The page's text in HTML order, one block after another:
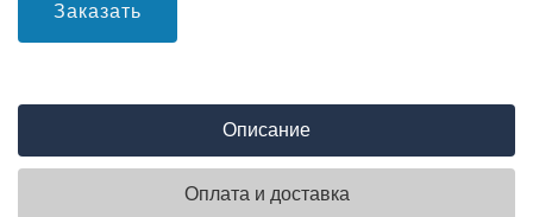
Заказать
Описание
Оплата и доставка